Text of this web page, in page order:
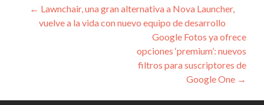
Navegación
← Lawnchair, una gran alternativa a Nova Launcher,
vuelve a la vida con nuevo equipo de desarrollo
Google Fotos ya ofrece
opciones ‘premium’: nuevos
filtros para suscriptores de
Google One →